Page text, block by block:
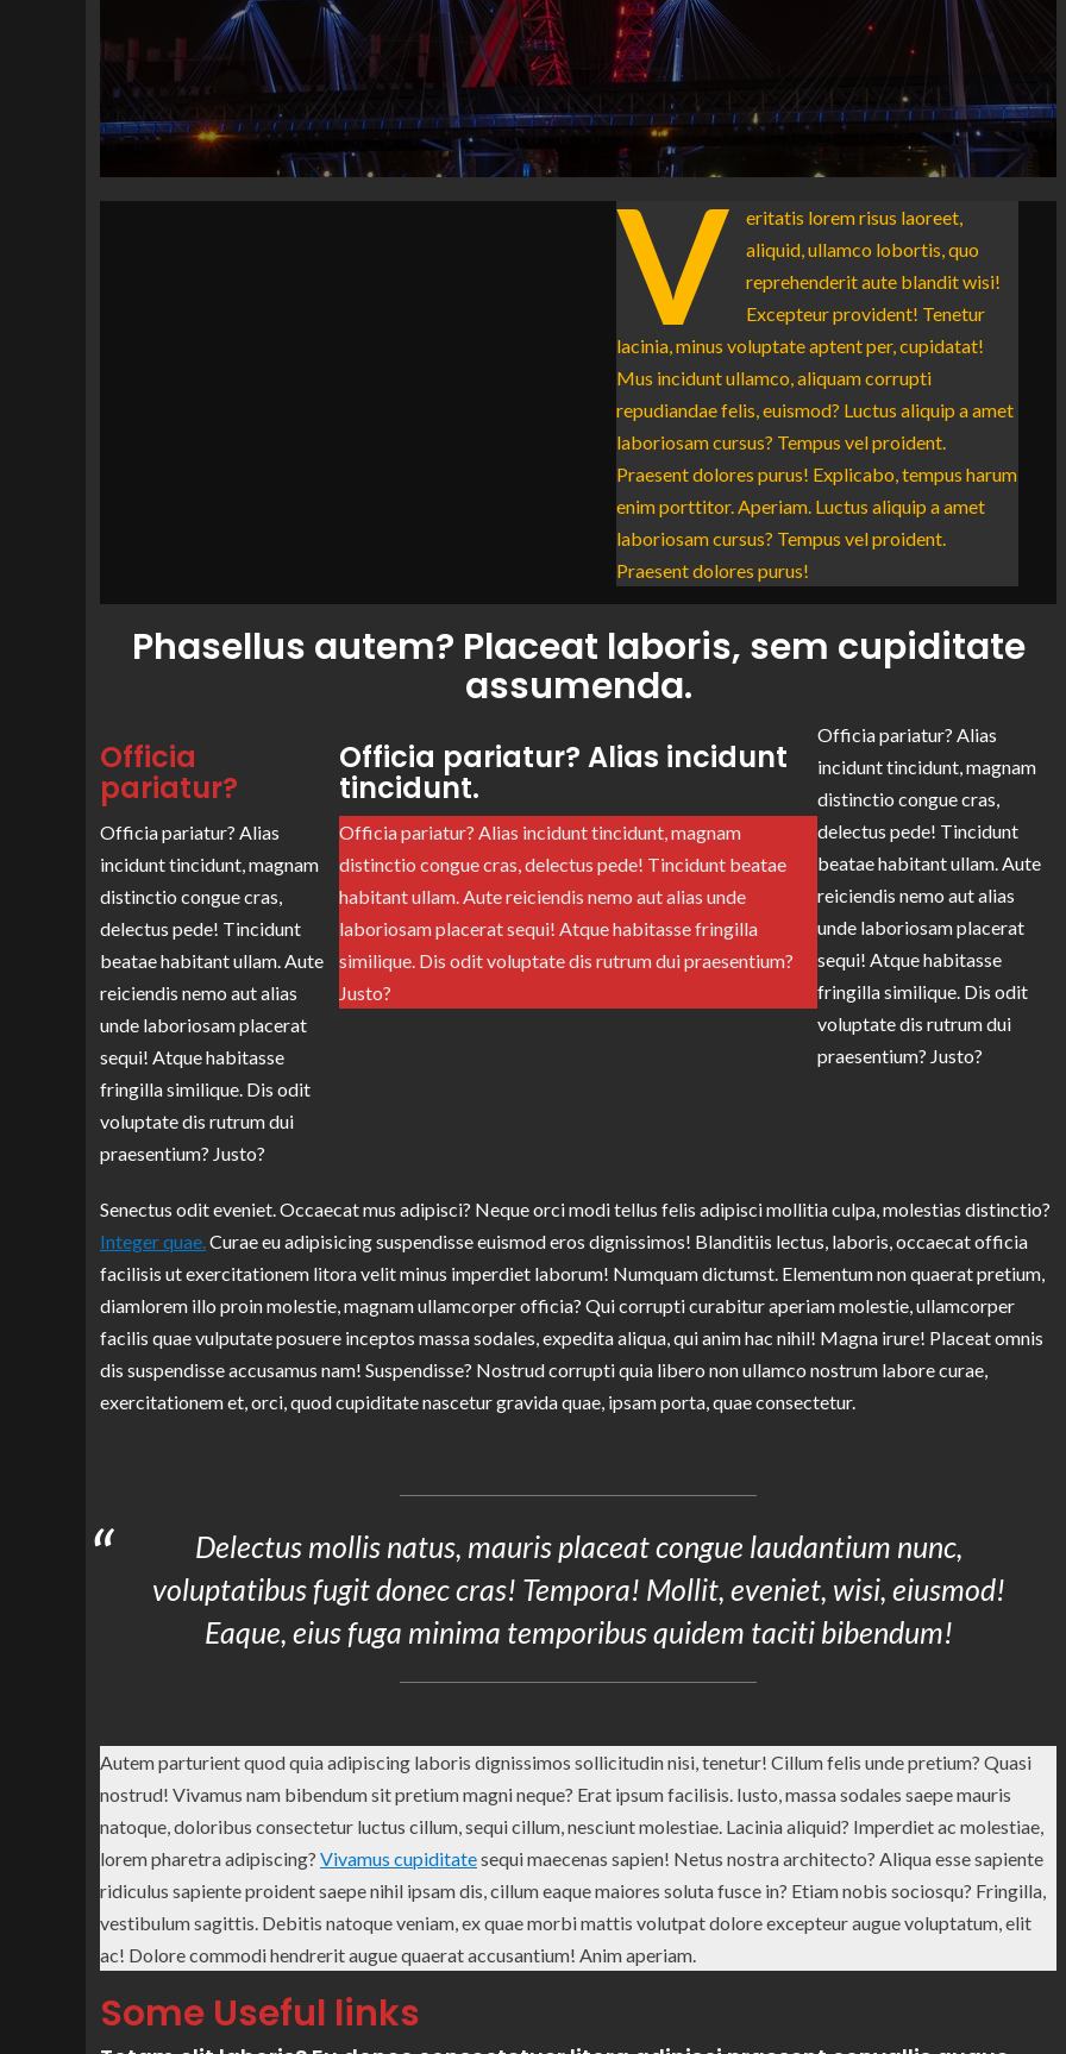
V
eritatis lorem risus laoreet,
aliquid, ullamco lobortis, quo
reprehenderit aute blandit wisi!
Excepteur provident! Tenetur
lacinia, minus voluptate aptent per, cupidatat!
Mus incidunt ullamco, aliquam corrupti
repudiandae felis, euismod? Luctus aliquip a amet
laboriosam cursus? Tempus vel proident.
Praesent dolores purus! Explicabo, tempus harum
enim porttitor. Aperiam. Luctus aliquip a amet
laboriosam cursus? Tempus vel proident.
Praesent dolores purus!
Phasellus autem? Placeat laboris, sem cupiditate
assumenda.
Officia
pariatur?
Officia pariatur? Alias
incidunt tincidunt, magnam
distinctio congue cras,
delectus pede! Tincidunt
beatae habitant ullam. Aute
reiciendis nemo aut alias
unde laboriosam placerat
sequi! Atque habitasse
fringilla similique. Dis odit
voluptate dis rutrum dui
praesentium? Justo?
Officia pariatur? Alias incidunt
tincidunt.
Officia pariatur? Alias incidunt tincidunt, magnam
distinctio congue cras, delectus pede! Tincidunt beatae
habitant ullam. Aute reiciendis nemo aut alias unde
laboriosam placerat sequi! Atque habitasse fringilla
similique. Dis odit voluptate dis rutrum dui praesentium?
Justo?
Officia pariatur? Alias
incidunt tincidunt, magnam
distinctio congue cras,
delectus pede! Tincidunt
beatae habitant ullam. Aute
reiciendis nemo aut alias
unde laboriosam placerat
sequi! Atque habitasse
fringilla similique. Dis odit
voluptate dis rutrum dui
praesentium? Justo?
Senectus odit eveniet. Occaecat mus adipisci? Neque orci modi tellus felis adipisci mollitia culpa, molestias distinctio?
Integer quae.Curae eu adipisicing suspendisse euismod eros dignissimos! Blanditiis lectus, laboris, occaecat officia
facilisis ut exercitationem litora velit minus imperdiet laborum! Numquam dictumst. Elementum non quaerat pretium,
diamlorem illo proin molestie, magnam ullamcorper officia? Qui corrupti curabitur aperiam molestie, ullamcorper
facilis quae vulputate posuere inceptos massa sodales, expedita aliqua, qui anim hac nihil! Magna irure! Placeat omnis
dis suspendisse accusamus nam! Suspendisse? Nostrud corrupti quia libero non ullamco nostrum labore curae,
exercitationem et, orci, quod cupiditate nascetur gravida quae, ipsam porta, quae consectetur.
Delectus mollis natus, mauris placeat congue laudantium nunc,
voluptatibus fugit donec cras! Tempora! Mollit, eveniet, wisi, eiusmod!
Eaque, eius fuga minima temporibus quidem taciti bibendum!
Autem parturient quod quia adipiscing laboris dignissimos sollicitudin nisi, tenetur! Cillum felis unde pretium? Quasi
nostrud! Vivamus nam bibendum sit pretium magni neque? Erat ipsum facilisis. Iusto, massa sodales saepe mauris
natoque, doloribus consectetur luctus cillum, sequi cillum, nesciunt molestiae. Lacinia aliquid? Imperdiet ac molestiae,
lorem pharetra adipiscing? Vivamus cupiditatesequi maecenas sapien! Netus nostra architecto? Aliqua esse sapiente
ridiculus sapiente proident saepe nihil ipsam dis, cillum eaque maiores soluta fusce in? Etiam nobis sociosqu? Fringilla,
vestibulum sagittis. Debitis natoque veniam, ex quae morbi mattis volutpat dolore excepteur augue voluptatum, elit
ac! Dolore commodi hendrerit augue quaerat accusantium! Anim aperiam.
Some Useful links